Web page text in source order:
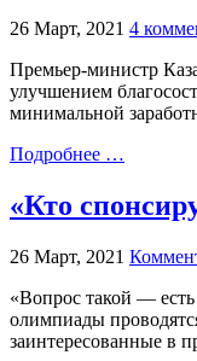
26 Март, 2021 4
Премьер-министр
улучшением
минимальной
Подробнее …
«Кто
26 Март, 2021
«Вопрос такой —
олимпиады
заинтересованные в